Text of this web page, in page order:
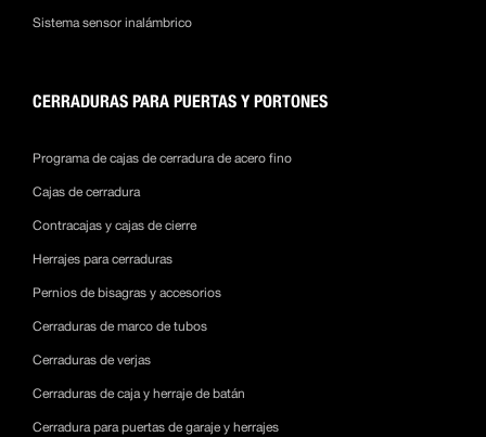
Sistema sensor inalámbrico
CERRADURAS PARA PUERTAS Y PORTONES
Programa de cajas de cerradura de acero fino
Cajas de cerradura
Contracajas y cajas de cierre
Herrajes para cerraduras
Pernios de bisagras y accesorios
Cerraduras de marco de tubos
Cerraduras de verjas
Cerraduras de caja y herraje de batán
Cerradura para puertas de garaje y herrajes